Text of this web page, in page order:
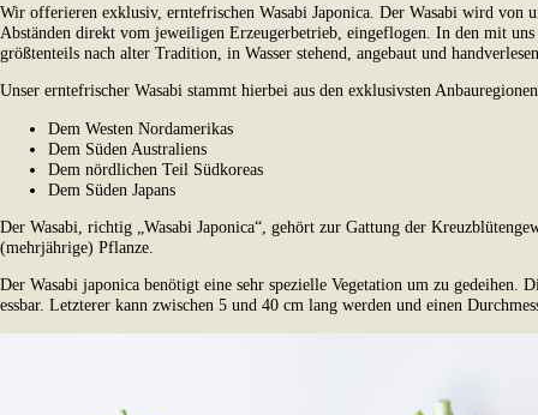
Wir offerieren exklusiv, erntefrischen Wasabi Japonica. Der Wasabi wird von
Abständen direkt vom jeweiligen Erzeugerbetrieb, eingeflogen. In den mit
größtenteils nach alter Tradition, in Wasser stehend, angebaut und
Unser erntefrischer Wasabi stammt hierbei aus den exklusivsten
Dem Westen Nordamerikas
Dem Süden Australiens
Dem nördlichen Teil Südkoreas
Dem Süden Japans
Der Wasabi, richtig „Wasabi Japonica“, gehört zur Gattung der
(mehrjährige) Pflanze.
Der Wasabi japonica benötigt eine sehr spezielle Vegetation um zu gedeihen.
essbar. Letzterer kann zwischen 5 und 40 cm lang werden und einen